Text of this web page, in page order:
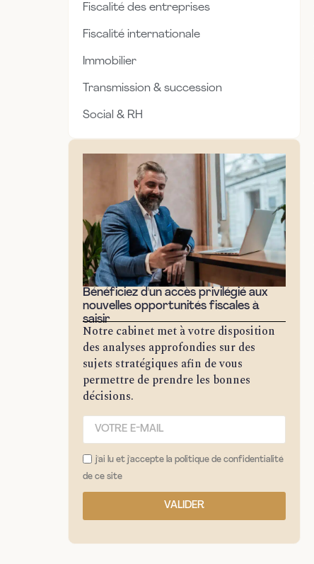
Fiscalité des entreprises
Fiscalité internationale
Immobilier
Transmission & succession
Social & RH
Bénéficiez d'un accès privilégié aux
nouvelles opportunités fiscales à
saisir
Notre cabinet met à votre disposition
des analyses approfondies sur des
sujets stratégiques afin de vous
permettre de prendre les bonnes
décisions.
j'ai lu et j'accepte la politique de confidentialité
de ce site
VALIDER